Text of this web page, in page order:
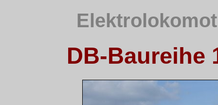
DB-Baureihe